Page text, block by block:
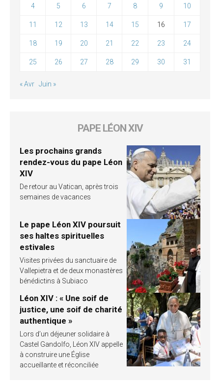
4 5 6 7 8 9 10
11 12 13 14 15 16 17
18 19 20 21 22 23 24
25 26 27 28 29 30 31
« Avr Juin »
PAPE LÉON XIV
Les prochains grands
rendez-vous du pape Léon
XIV
De retour au Vatican, après trois
semaines de vacances
Le pape Léon XIV poursuit
ses haltes spirituelles
estivales
Visites privées du sanctuaire de
Vallepietra et de deux monastères
bénédictins à Subiaco
Léon XIV : « Une soif de
justice, une soif de charité
authentique »
Lors d’un déjeuner solidaire à
Castel Gandolfo, Léon XIV appelle
à construire une Église
accueillante et réconciliée